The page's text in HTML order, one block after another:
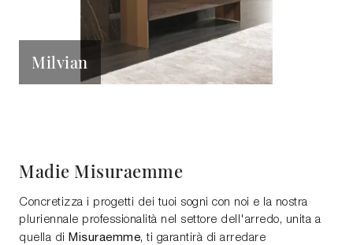
Milvian
Madie Misuraemme
Concretizza i progetti dei tuoi sogni con noi e la nostra
pluriennale professionalità nel settore dell'arredo, unita a
quella di Misuraemme, ti garantirà di arredare